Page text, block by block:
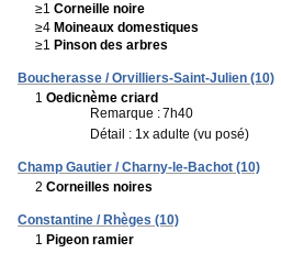
≥1 Corneille noire
≥4 Moineaux domestiques
≥1 Pinson des arbres
Boucherasse / Orvilliers-Saint-Julien (10)
1 Oedicnème criard
Remarque :7h40
Détail : 1x adulte (vu posé)
Champ Gautier / Charny-le-Bachot (10)
2 Corneilles noires
Constantine / Rhèges (10)
1 Pigeon ramier